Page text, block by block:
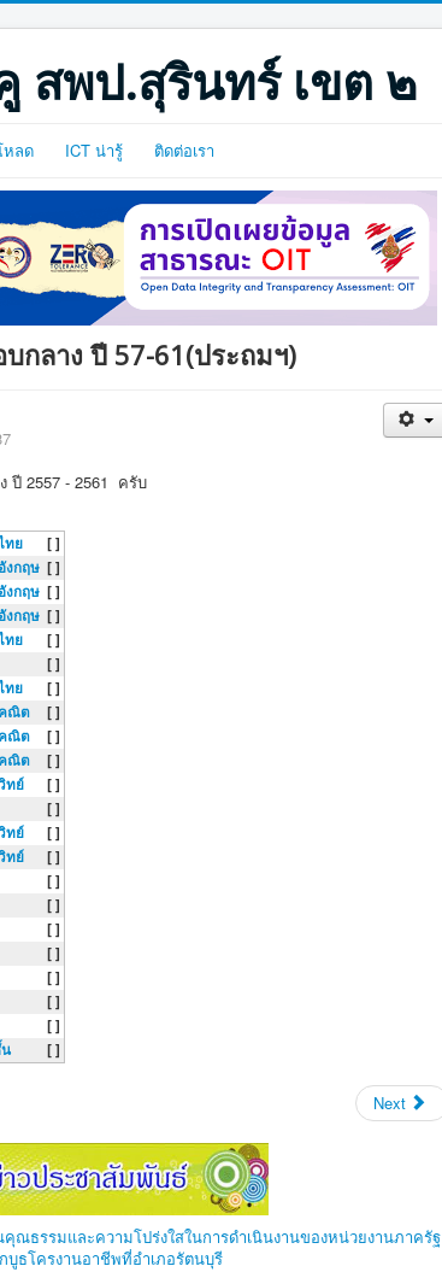
สพป.สุรินทร์ เขต ๒
หลด ICT น่ารู้ ติดต่อเรา
กลาง ปี 57-61(ประถมฯ)
ปี 2557 - 2561 ครับ
ทย
[ ]
งกฤษ [ ]
งกฤษ [ ]
งกฤษ [ ]
ทย
[ ]
[ ]
ทย
[ ]
คณิต
[ ]
คณิต
[ ]
คณิต
[ ]
ทย์
[ ]
[ ]
ทย์
[ ]
ทย์
[ ]
[ ]
[ ]
[ ]
[ ]
[ ]
[ ]
[ ]
[ ]
Next
คุณธรรมและความโปร่งใสในการดำเนินงานของหน่วยงานภาครัฐ
บูธโครงานอาชีพที่อำเภอรัตนบุรี